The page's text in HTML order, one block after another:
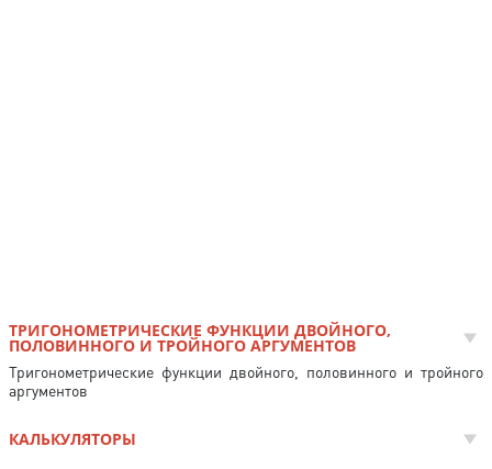
ТРИГОНОМЕТРИЧЕСКИЕ ФУНКЦИИ ДВОЙНОГО,
ПОЛОВИННОГО И ТРОЙНОГО АРГУМЕНТОВ
Тригонометрические функции двойного, половинного и тройного
аргументов
КАЛЬКУЛЯТОРЫ